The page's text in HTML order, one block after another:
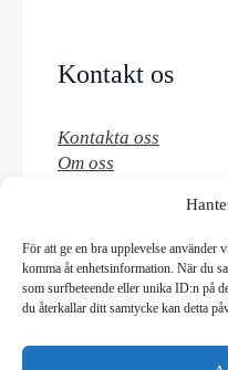
För att ge en bra upplevelse använder
komma åt enhetsinformation. När du
som surfbeteende eller unika ID:n på
du återkallar ditt samtycke kan detta
Kontakt os
Kontakta oss
Om oss
Annonser
Gebenna.com – Din
Cosori airfryer